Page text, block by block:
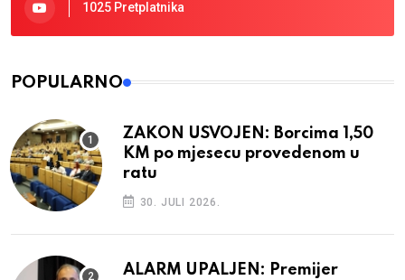
1025 Pretplatnika
POPULARNO
ZAKON USVOJEN: Borcima 1,50
KM po mjesecu provedenom u
ratu
30. JULI 2026.
ALARM UPALJEN: Premijer